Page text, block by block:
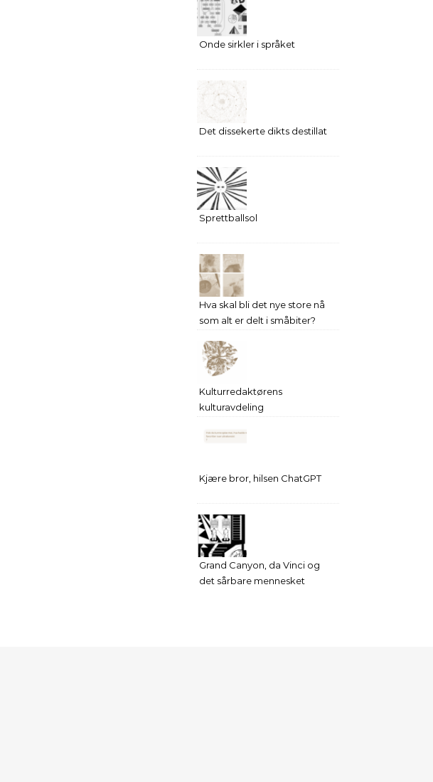
Onde sirkler i språket
Det dissekerte dikts destillat
Sprettballsol
Hva skal bli det nye store nå
som alt er delt i småbiter?
Kulturredaktørens
kulturavdeling
Kjære bror, hilsen ChatGPT
Grand Canyon, da Vinci og
det sårbare mennesket